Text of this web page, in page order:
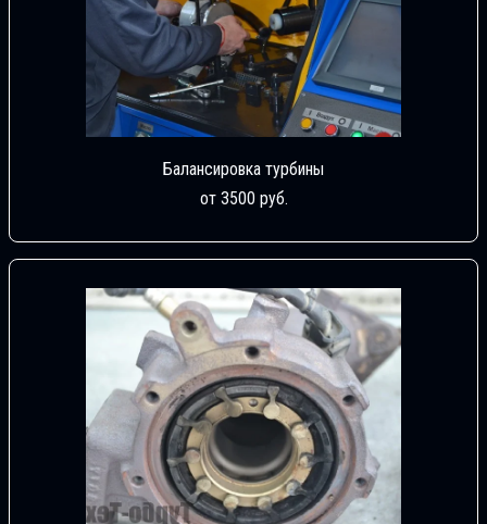
Балансировка турбины
от 3500 руб.